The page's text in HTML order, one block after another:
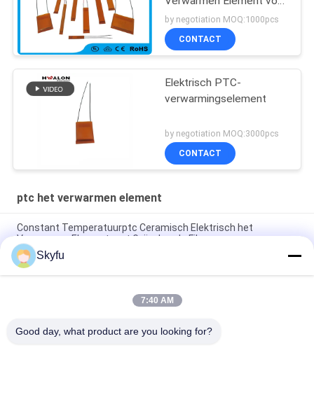
droogkap en
haargelijkrichters
by negotiation MOQ:1000pcs
CONTACT
Elektrisch PTC-
verwarmingselement
by negotiation MOQ:3000pcs
CONTACT
ptc het verwarmen element
Constant Temperatuurptc Ceramisch Elektrisch het
Verwarmen Element met Geïsoleerde Film
Wasptc het Verwarmen Element 1 - Ceramisch het
Verwarmen van 5000ohms Element met Isolatiefilm
OEM ODM Hoog Betrouwbaarheids Elektroptc
Skyfu
7:40 AM
Good day, what product are you looking for?